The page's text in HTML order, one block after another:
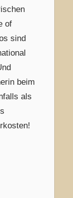
of
sind
beim
als